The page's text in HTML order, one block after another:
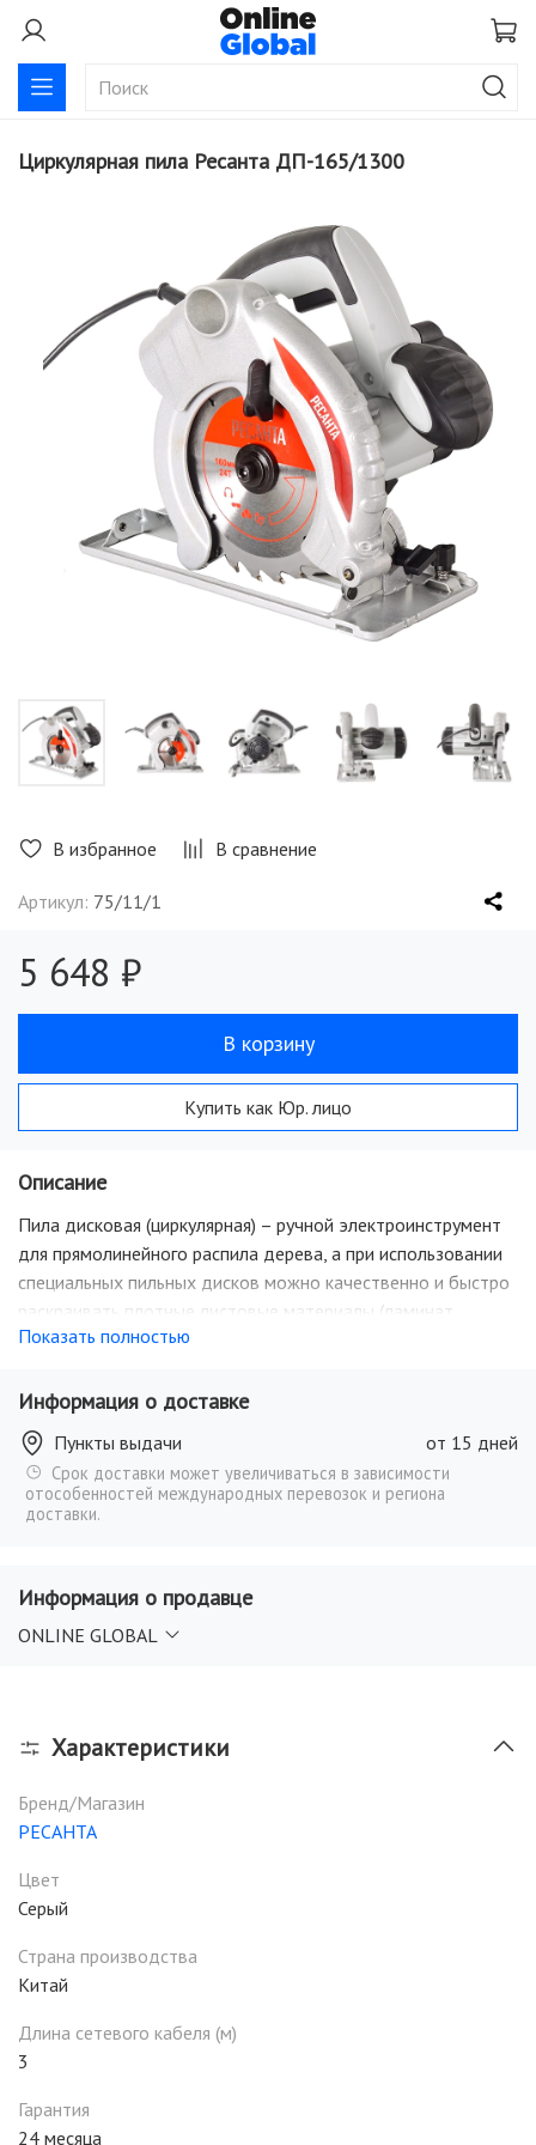
Циркулярная пила Ресанта ДП-165/1300
В избранное В сравнение
Артикул: 75/11/1
Описание
Пила дисковая (циркулярная) – ручной электроинструмент
для прямолинейного распила дерева, а при использовании
специальных пильных дисков можно качественно и быстро
раскраивать плотные листовые материалы (ламинат,
бакелитовую или обычную фанеру), цветные металлы,
электрического двигателя. Двигатель через редуктор
передает крутящий момент на пильный диск. Небольшой
вес и размер гарантируют удобство при транспортировке.
Преимущества: Прорезиненная рукоятка эргономичной
формы; Верхний кожух с отводом стружки; Плавающий
Крепеж параллельного упора.
Показать полностью
5 648 ₽
В корзину
Купить как Юр. лицо
Информация о доставке
Пункты выдачи от 15 дней
Срок доставки может увеличиваться в зависимости
отособенностей международных перевозок и региона
доставки.
Информация о продавце
ONLINE GLOBAL
Характеристики
Бренд/Магазин
РЕСАНТА
Цвет
Серый
Страна производства
Китай
Длина сетевого кабеля (м)
3
Гарантия
24 месяца